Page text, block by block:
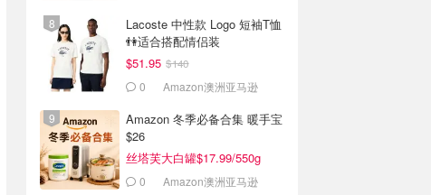
Lacoste 中性款 Logo 短袖T恤
👫适合搭配情侣装
$51.95 $140
0 Amazon澳洲亚马逊
Amazon 冬季必备合集 暖手宝
$26
丝塔芙大白罐$17.99/550g
0 Amazon澳洲亚马逊